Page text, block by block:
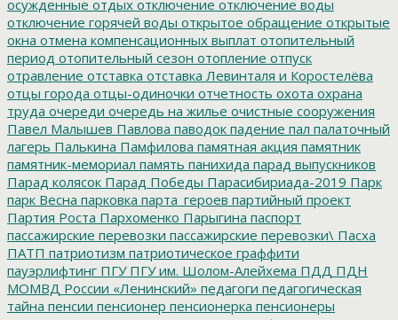
осужденные отдых отключение отключение воды
отключение горячей воды открытое обращение открытые
окна отмена компенсационных выплат отопительный
период отопительный сезон отопление отпуск
отравление отставка отставка Левинталя и Коростелёва
отцы города отцы-одиночки отчетность охота охрана
труда очереди очередь на жилье очистные сооружения
Павел Малышев Павлова паводок падение пал палаточный
лагерь Палькина Памфилова памятная акция памятник
памятник-мемориал память панихида парад выпускников
Парад колясок Парад Победы Парасибириада-2019 Парк
парк Весна парковка парта_героев партийный проект
Партия Роста Пархоменко Парыгина паспорт
пассажирские перевозки пассажирские перевозки\ Пасха
ПАТП патриотизм патриотическое граффити
пауэрлифтинг ПГУПГУ им. Шолом-Алейхема ПДД ПДН
МОМВД России «Ленинский» педагоги педагогическая
тайна пенсии пенсионер пенсионерка пенсионеры